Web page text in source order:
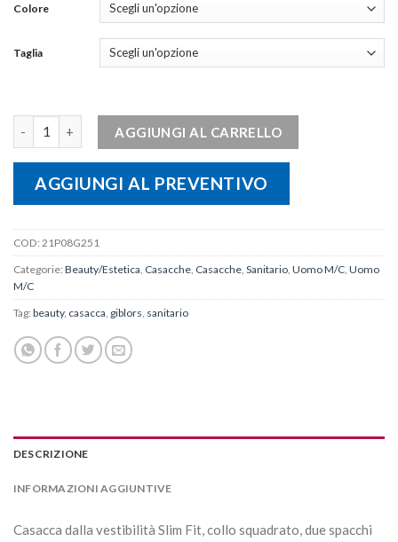
Colore
Taglia
AGGIUNGI AL CARRELLO
AGGIUNGI AL PREVENTIVO
COD: 21P08G251
Categorie: Beauty/Estetica Casacche Casacche Sanitario Uomo M/C Uomo
M/C
Tag: beauty, casacca giblors sanitario
DESCRIZIONE
INFORMAZIONI AGGIUNTIVE
Casacca dalla vestibilità Slim Fit, collo squadrato, due spacchi